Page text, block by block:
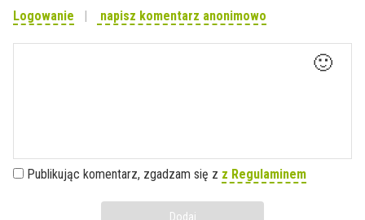
Logowanie napisz komentarz anonimowo
🙂
Publikując komentarz, zgadzam się z z Regulaminem
Dodaj